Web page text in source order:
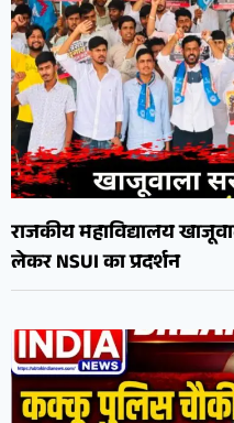
राजकीय महाविद्यालय
लेकर NSUI का प्रदर्शन